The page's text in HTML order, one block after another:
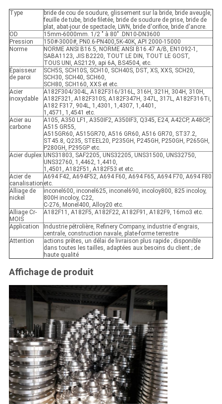
Type
bride de cou de soudure, glissement sur la bride, bride aveugle,
feuille de tube, bride filetée, bride de soudure de prise, bride de
plat, abat-jour de spectacle, LWN, bride d'orifice, bride d'ancre.
OD
15mm-6000mm. 1/2 " à 80" .DN10-DN3600
Pression
150#-3000#, PN0.6-PN400,5K-40K, API 2000-15000
Norme
NORME ANSI B16.5, NORME ANSI B16.47 A/B, EN1092-1,
SABA1123, JIS B2220, TOUT LE DIN, TOUT LE GOST,
TOUS UNI, AS2129, api 6A, BS4504, etc.
Épaisseur
de paroi
SCH5S, SCH10S, SCH10, SCH40S, DST, XS, XXS, SCH20,
SCH30, SCH40, SCH60,
SCH80, SCH160, XXS et etc.
Acier
inoxydable
A182F304/304L, A182F316/316L, 316H, 321H, 304H, 310H,
A182F321, A182F310S, A182F347H, 347L, 317L, A182F316Ti,
A182 F317, 904L, 1,4301, 1,4307, 1,4401,
1,4571, 1,4541 etc.
Acier au
carbone
A105, A350 LF1, A350IF2, A350IF3, Q345, E24, A42CP, A48CP,
A515 GR55,
A515GR60, A515GR70, A516 GR60, A516 GR70, ST37.2,
ST45.8, Q235, STEEL20, P235GH, P245GH, P250GH, P265GH,
P280GH, P295GP etc.
Acier duplex UNS31803, SAF2205, UNS32205, UNS31500, UNS32750,
UNS32760, 1,4462, 1,4410,
1,4501, A182F51, A182F53 et etc.
Acier de
canalisation
A694 F42, A694F52, A694 F60, A694 F65, A694 F70, A694 F80
etc.
Alliage de
nickel
inconel600, inconel625, inconel690, incoloy800, 825 incoloy,
800H incoloy, C22,
C-276, Monel400, Alloy20 etc.
Alliage Cr-
MOIS
A182F11, A182F5, A182F22, A182F91, A182F9, 16mo3 etc.
Application
Industrie pétrolière, Refinery Company, industrie d'engrais,
centrale, construction navale, plate-forme terrestre
Attention
actions prêtes, un délai de livraison plus rapide ; disponible
dans toutes les tailles, adaptées aux besoins du client ; de
haute qualité
Affichage de produit